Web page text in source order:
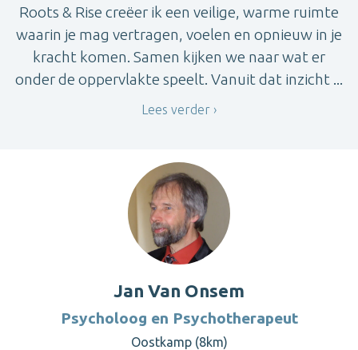
Roots & Rise creëer ik een veilige, warme ruimte
waarin je mag vertragen, voelen en opnieuw in je
kracht komen. Samen kijken we naar wat er
onder de oppervlakte speelt. Vanuit dat inzicht ...
Lees verder
Jan Van Onsem
Psycholoog en Psychotherapeut
Oostkamp (8km)